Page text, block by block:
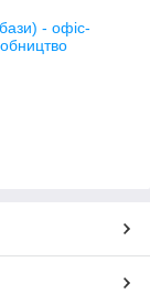
- офіс-